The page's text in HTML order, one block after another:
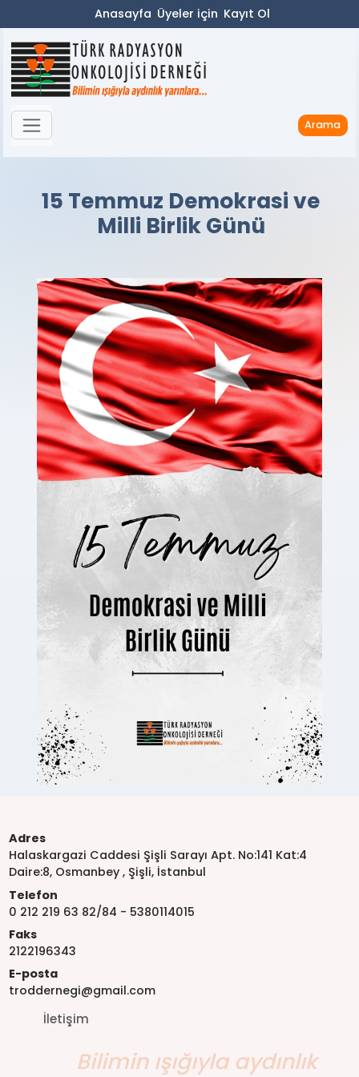
Anasayfa Üyeler için Kayıt Ol
Arama
15 Temmuz Demokrasi ve
Milli Birlik Günü
Adres
Halaskargazi Caddesi Şişli Sarayı Apt. No:141 Kat:4
Daire:8, Osmanbey , Şişli, İstanbul
Telefon
0 212 219 63 82/84 - 5380114015
Faks
2122196343
E-posta
troddernegi@gmail.com
İletişim
Bilimin ışığıyla aydınlık